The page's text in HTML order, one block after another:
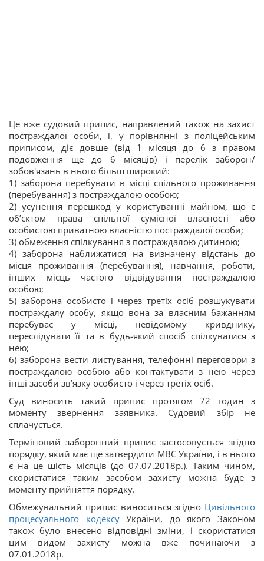
Це вже судовий припис, направлений також на захист
постраждалої особи, і, у порівнянні з поліцейським
приписом, діє довше (від 1 місяця до 6 з правом
подовження ще до 6 місяців) і перелік заборон/
зобов'язань в нього більш широкий:
1) заборона перебувати в місці спільного проживання
(перебування) з постраждалою особою;
2) усунення перешкод у користуванні майном, що є
об’єктом права спільної сумісної власності або
особистою приватною власністю постраждалої особи;
3) обмеження спілкування з постраждалою дитиною;
4) заборона наближатися на визначену відстань до
місця проживання (перебування), навчання, роботи,
інших місць частого відвідування постраждалою
особою;
5) заборона особисто і через третіх осіб розшукувати
постраждалу особу, якщо вона за власним бажанням
перебуває у місці, невідомому кривднику,
переслідувати її та в будь-який спосіб спілкуватися з
нею;
6) заборона вести листування, телефонні переговори з
постраждалою особою або контактувати з нею через
інші засоби зв’язку особисто і через третіх осіб.
Суд виносить такий припис протягом 72 годин з
моменту звернення заявника. Судовий збір не
сплачується.
Терміновий заборонний припис застосовується згідно
порядку, який має ще затвердити МВС України, і в нього
є на це шість місяців (до 07.07.2018р.). Таким чином,
скористатися таким засобом захисту можна буде з
моменту прийняття порядку.
Обмежувальний припис виноситься згідно Цивільного
процесуального кодексуУкраїни, до якого Законом
також було внесено відповідні зміни, і скористатися
цим видом захисту можна вже починаючи з
07.01.2018р.